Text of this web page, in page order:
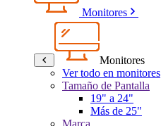
Monitores
Monitores
Ver todo en monitores
Tamaño de Pantalla
19" a 24"
Más de 25"
Marca